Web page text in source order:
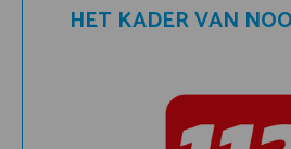
HET KADER VAN